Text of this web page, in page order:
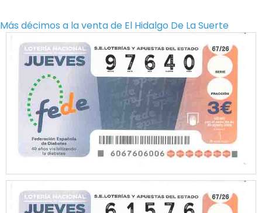
Más décimos a la venta de El Hidalgo De La Suerte